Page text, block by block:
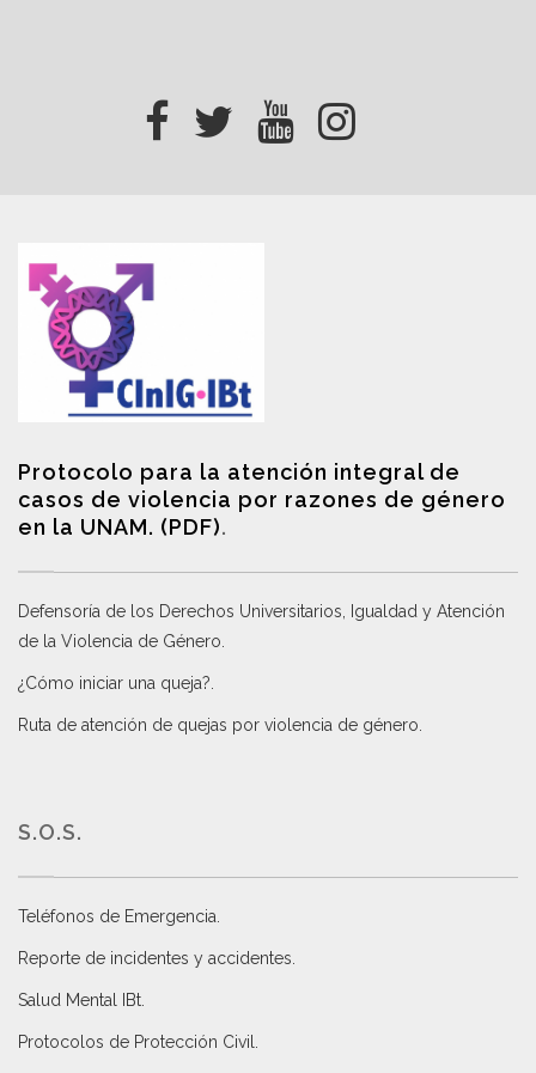
Protocolo para la atención integral de
casos de violencia por razones de género
en la UNAM. (PDF).
Defensoría de los Derechos Universitarios, Igualdad y Atención
de la Violencia de Género
¿Cómo iniciar una queja?
Ruta de atención de quejas por violencia de género
S.O.S.
Teléfonos de Emergencia.
Reporte de incidentes y accidentes
Salud Mental IBt
Protocolos de Protección Civil